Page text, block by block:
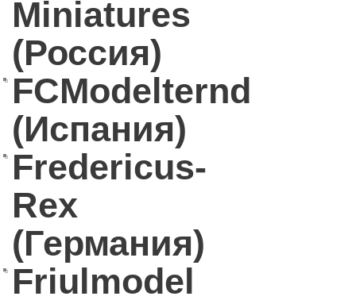
Miniatures
(Россия)
FCModelternd
(Испания)
Fredericus-
Rex
(Германия)
Friulmodel